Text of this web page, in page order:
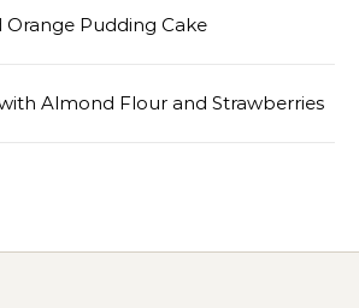
Orange Pudding Cake
Almond Flour and Strawberries